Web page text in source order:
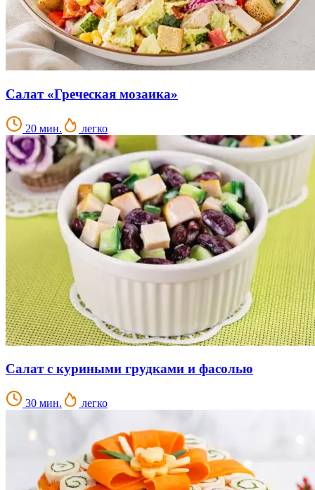
Салат «Греческая мозаика»
20 мин. легко
Салат с куриными грудками и фасолью
30 мин. легко